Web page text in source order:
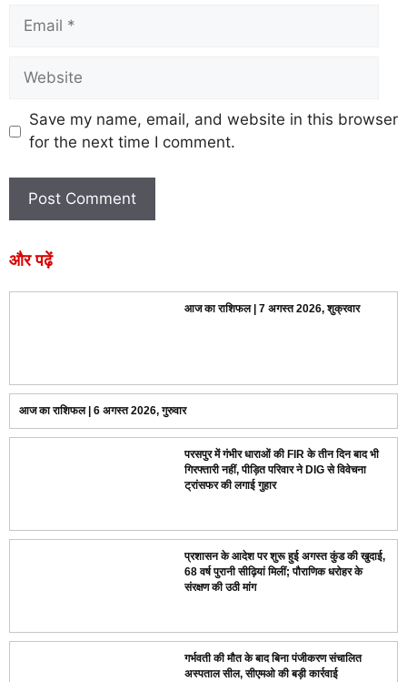
Save my name, email, and website in this browser
for the next time I comment.
और पढ़ें
आज का राशिफल | 7 अगस्त 2026, शुक्रवार
आज का राशिफल | 6 अगस्त 2026, गुरुवार
परसपुर में गंभीर धाराओं की FIR के तीन दिन बाद भी
गिरफ्तारी नहीं, पीड़ित परिवार ने DIG से विवेचना
ट्रांसफर की लगाई गुहार
प्रशासन के आदेश पर शुरू हुई अगस्त कुंड की खुदाई,
68 वर्ष पुरानी सीढ़ियां मिलीं; पौराणिक धरोहर के
संरक्षण की उठी मांग
गर्भवती की मौत के बाद बिना पंजीकरण संचालित
अस्पताल सील, सीएमओ की बड़ी कार्रवाई